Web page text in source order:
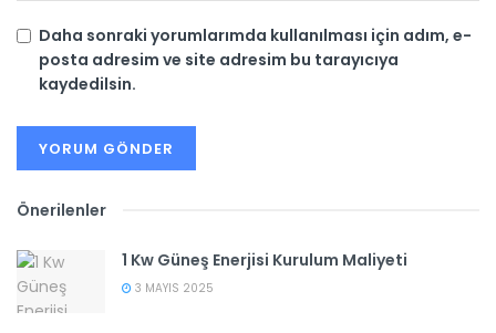
Daha sonraki yorumlarımda kullanılması için adım, e-
posta adresim ve site adresim bu tarayıcıya
kaydedilsin.
Önerilenler
1 Kw Güneş Enerjisi Kurulum Maliyeti
3 MAYIS 2025